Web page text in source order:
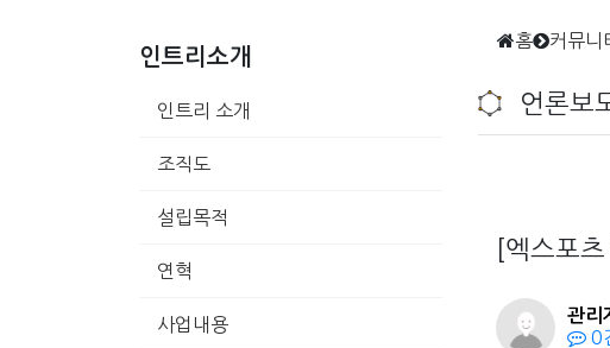
인트리소개
인트리 소개
조직도
설립목적
연혁
사업내용
홈 커뮤니
언론보
[엑스포
관리
0